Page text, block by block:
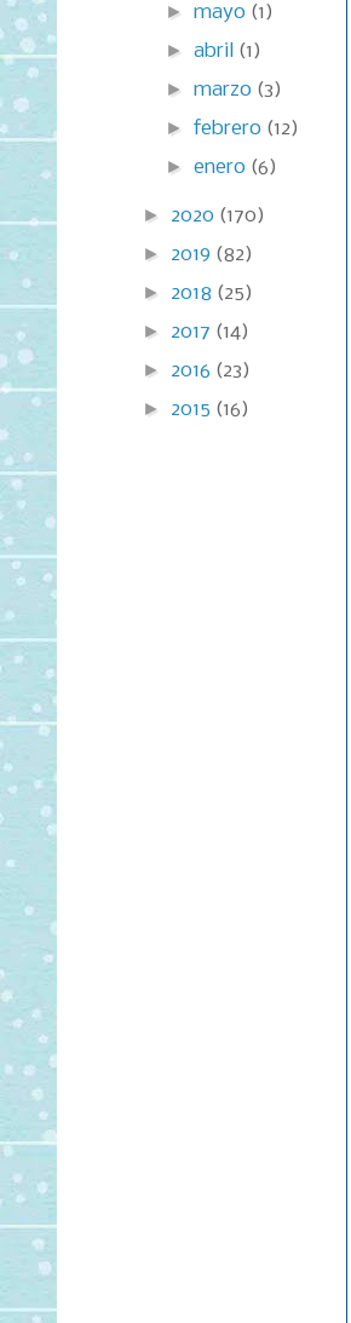
►mayo (1)
►abril (1)
►marzo (3)
►febrero (12)
►enero (6)
► 2020 (170)
► 2019 (82)
► 2018 (25)
► 2017 (14)
► 2016 (23)
► 2015 (16)